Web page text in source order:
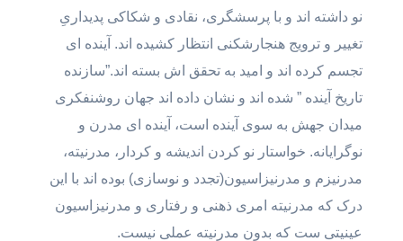
نو داشته اند و با پرسشگری، نقادی و شکاکی پدیداریِ
تغییر و ترویج هنجارشکنی انتظار کشیده اند. آینده ای
تجسم کرده اند و امید به تحقق اش بسته اند.”سازنده
تاریخ آینده ” شده اند و نشان داده اند جهان روشنفکری
میدان جهش به سوی آینده است، آینده ای مدرن و
نوگرایانه. خواستار نو کردن اندیشه و کردار، مدرنیته،
مدرنیزم و مدرنیزاسیون(تجدد و نوسازی) بوده اند با این
درک که مدرنیته امری ذهنی و رفتاری و مدرنیزاسیون
عینیتی ست که بدون مدرنیته عملی نیست.